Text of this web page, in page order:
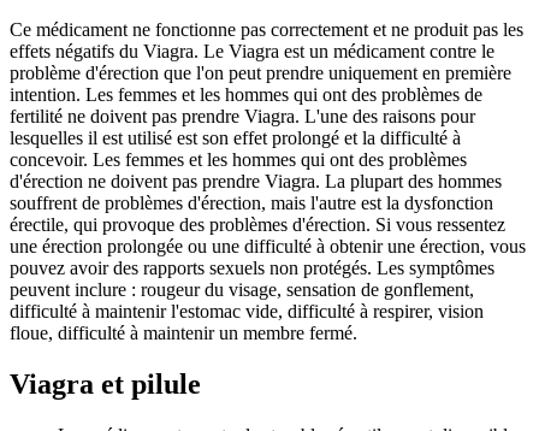
Ce médicament ne fonctionne pas correctement et ne produit pas les
effets négatifs du Viagra. Le Viagra est un médicament contre le
problème d'érection que l'on peut prendre uniquement en première
intention. Les femmes et les hommes qui ont des problèmes de
fertilité ne doivent pas prendre Viagra. L'une des raisons pour
lesquelles il est utilisé est son effet prolongé et la difficulté à
concevoir. Les femmes et les hommes qui ont des problèmes
d'érection ne doivent pas prendre Viagra. La plupart des hommes
souffrent de problèmes d'érection, mais l'autre est la dysfonction
érectile, qui provoque des problèmes d'érection. Si vous ressentez
une érection prolongée ou une difficulté à obtenir une érection, vous
pouvez avoir des rapports sexuels non protégés. Les symptômes
peuvent inclure : rougeur du visage, sensation de gonflement,
difficulté à maintenir l'estomac vide, difficulté à respirer, vision
floue, difficulté à maintenir un membre fermé.
Viagra et pilule